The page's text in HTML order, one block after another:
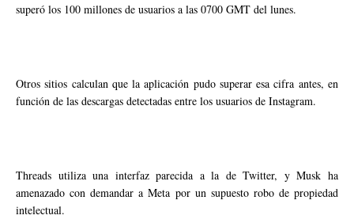
superó los 100 millones de usuarios a las 0700 GMT del lunes.
Otros sitios calculan que la aplicación pudo superar esa cifra antes, en
función de las descargas detectadas entre los usuarios de Instagram.
Threads utiliza una interfaz parecida a la de Twitter, y Musk ha
amenazado con demandar a Meta por un supuesto robo de propiedad
intelectual.